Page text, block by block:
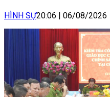
HÌNH SỰ20:06 06/08/2026